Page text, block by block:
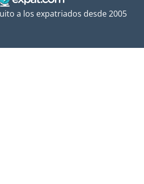
a los expatriados desde 2005